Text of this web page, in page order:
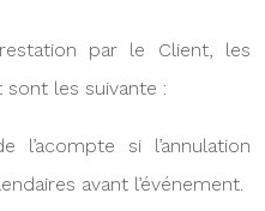
par le Client, les
les suivante :
l’acompte si l’annulation
avant l’événement.